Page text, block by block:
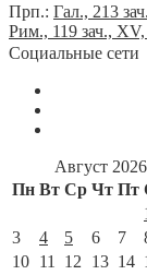
Прп.: Гал., 213
Рим., 119 зач.,
Социальные сети
Август 2026
Пн Вт Ср Чт Пт
3
4 5 6 7
10 11 12 13 14